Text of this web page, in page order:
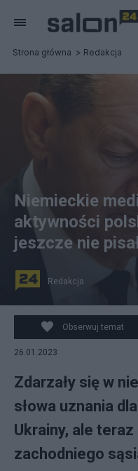
Strona główna Redakcja
Kanclerz Olaf Scholz.
Niemieckie
aktywności
jeszcze nie
Redakcja
Obserwuj temat
26.01.2023
Zdarzały się w
słowa uznania
Ukrainy, ale
zachodniego